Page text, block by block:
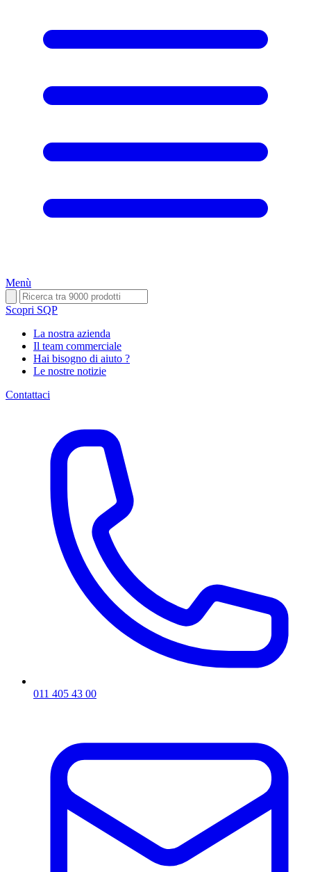
Menù
Scopri SQP
La nostra azienda
Il team commerciale
Hai bisogno di aiuto ?
Le nostre notizie
Contattaci
011 405 43 00